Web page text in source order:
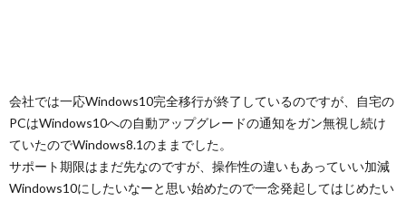
会社では一応Windows10完全移行が終了しているのですが、自宅の
PCはWindows10への自動アップグレードの通知をガン無視し続け
ていたのでWindows8.1のままでした。
サポート期限はまだ先なのですが、操作性の違いもあっていい加減
Windows10にしたいなーと思い始めたので一念発起してはじめたい